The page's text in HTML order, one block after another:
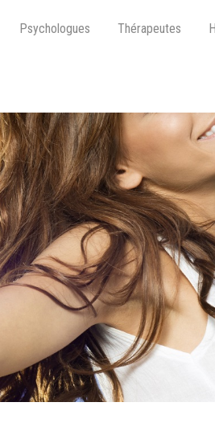
Psychologues Thérapeutes